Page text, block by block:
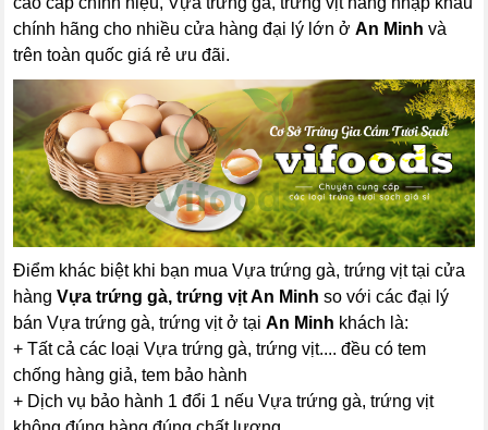
chính hãng cho nhiều cửa hàng đại lý lớn ởAn Minh và
trên toàn quốc giá rẻ ưu đãi.
Điểm khác biệt khi bạn mua Vựa trứng gà, trứng vịt tại cửa
hàngVựa trứng gà, trứng vịt An Minh so với các đại lý
bán Vựa trứng gà, trứng vịt ở tạiAn Minh khách là:
+ Tất cả các loại Vựa trứng gà, trứng vịt.... đều có tem
chống hàng giả, tem bảo hành
+ Dịch vụ bảo hành 1 đổi 1 nếu Vựa trứng gà, trứng vịt